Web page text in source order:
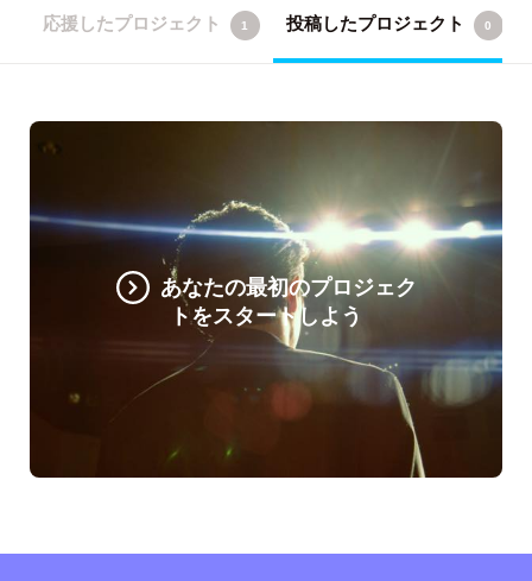
応援したプロジェクト 1 投稿したプロジェクト 0
あなたの最初のプロジェク
トをスタートしよう